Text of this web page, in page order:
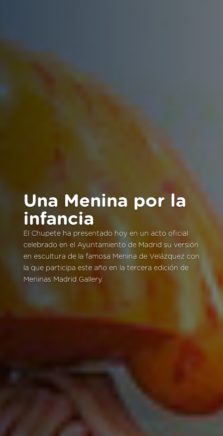
Una Menina por la
infancia
El Chupete ha presentado hoy en un acto oficial
celebrado en el Ayuntamiento de Madrid su versión
en escultura de la famosa Menina de Velázquez con
la que participa este año en la tercera edición de
Meninas Madrid Gallery.